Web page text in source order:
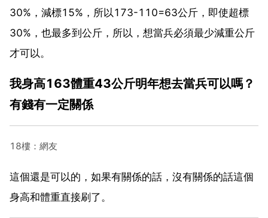
30%，減標15%，所以173-110=63公斤，即使超標
30%，也最多到公斤，所以，想當兵必須最少減重公斤
才可以。
我身高163體重43公斤明年想去當兵可以嗎？
有錢有一定關係
18樓：網友
這個還是可以的，如果有關係的話，沒有關係的話這個
身高和體重直接刷了。